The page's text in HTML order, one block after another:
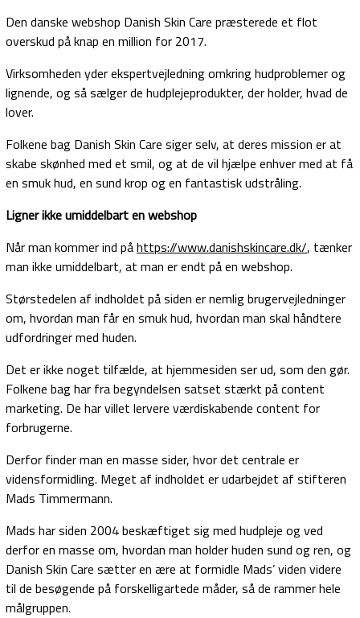
Den danske webshop Danish Skin Care præsterede et flot
overskud på knap en million for 2017.
Virksomheden yder ekspertvejledning omkring hudproblemer og
lignende, og så sælger de hudplejeprodukter, der holder, hvad de
lover.
Folkene bag Danish Skin Care siger selv, at deres mission er at
skabe skønhed med et smil, og at de vil hjælpe enhver med at få
en smuk hud, en sund krop og en fantastisk udstråling.
Ligner ikke umiddelbart en webshop
Når man kommer ind påhttps://www.danishskincare.dk/, tænker
man ikke umiddelbart, at man er endt på en webshop.
Størstedelen af indholdet på siden er nemlig brugervejledninger
om, hvordan man får en smuk hud, hvordan man skal håndtere
udfordringer med huden.
Det er ikke noget tilfælde, at hjemmesiden ser ud, som den gør.
Folkene bag har fra begyndelsen satset stærkt på content
marketing. De har villet lervere værdiskabende content for
forbrugerne.
Derfor finder man en masse sider, hvor det centrale er
vidensformidling. Meget af indholdet er udarbejdet af stifteren
Mads Timmermann.
Mads har siden 2004 beskæftiget sig med hudpleje og ved
derfor en masse om, hvordan man holder huden sund og ren, og
Danish Skin Care sætter en ære at formidle Mads’ viden videre
til de besøgende på forskelligartede måder, så de rammer hele
målgruppen.